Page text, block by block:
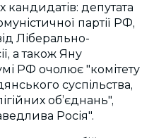
депутата
партії РФ,
Ліберально-
а також Яну
РФ очолює "комітету
суспільства,
об’єднань",
Росія".